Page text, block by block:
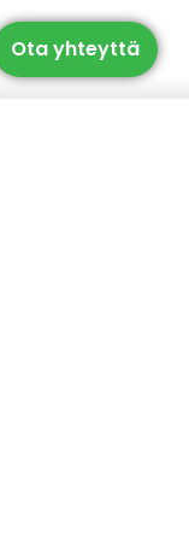
Ota yhteyttä